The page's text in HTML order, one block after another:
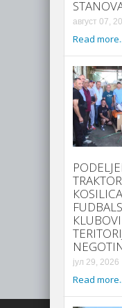
август 07,
Read
КOSILICA
јул 29, 2026
Read